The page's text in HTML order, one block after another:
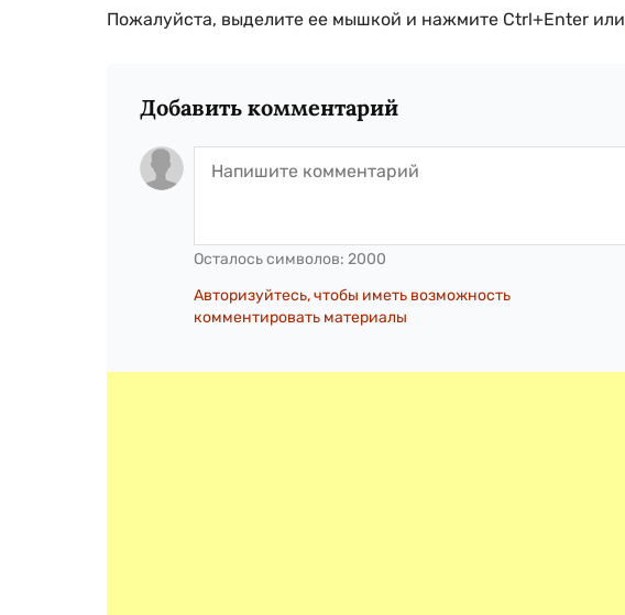
Пожалуйста, выделите ее мышкой и нажмите Ctrl+Enter или
Добавить комментарий
Осталось символов: 2000
Авторизуйтесь, чтобы иметь возможность
комментировать материалы